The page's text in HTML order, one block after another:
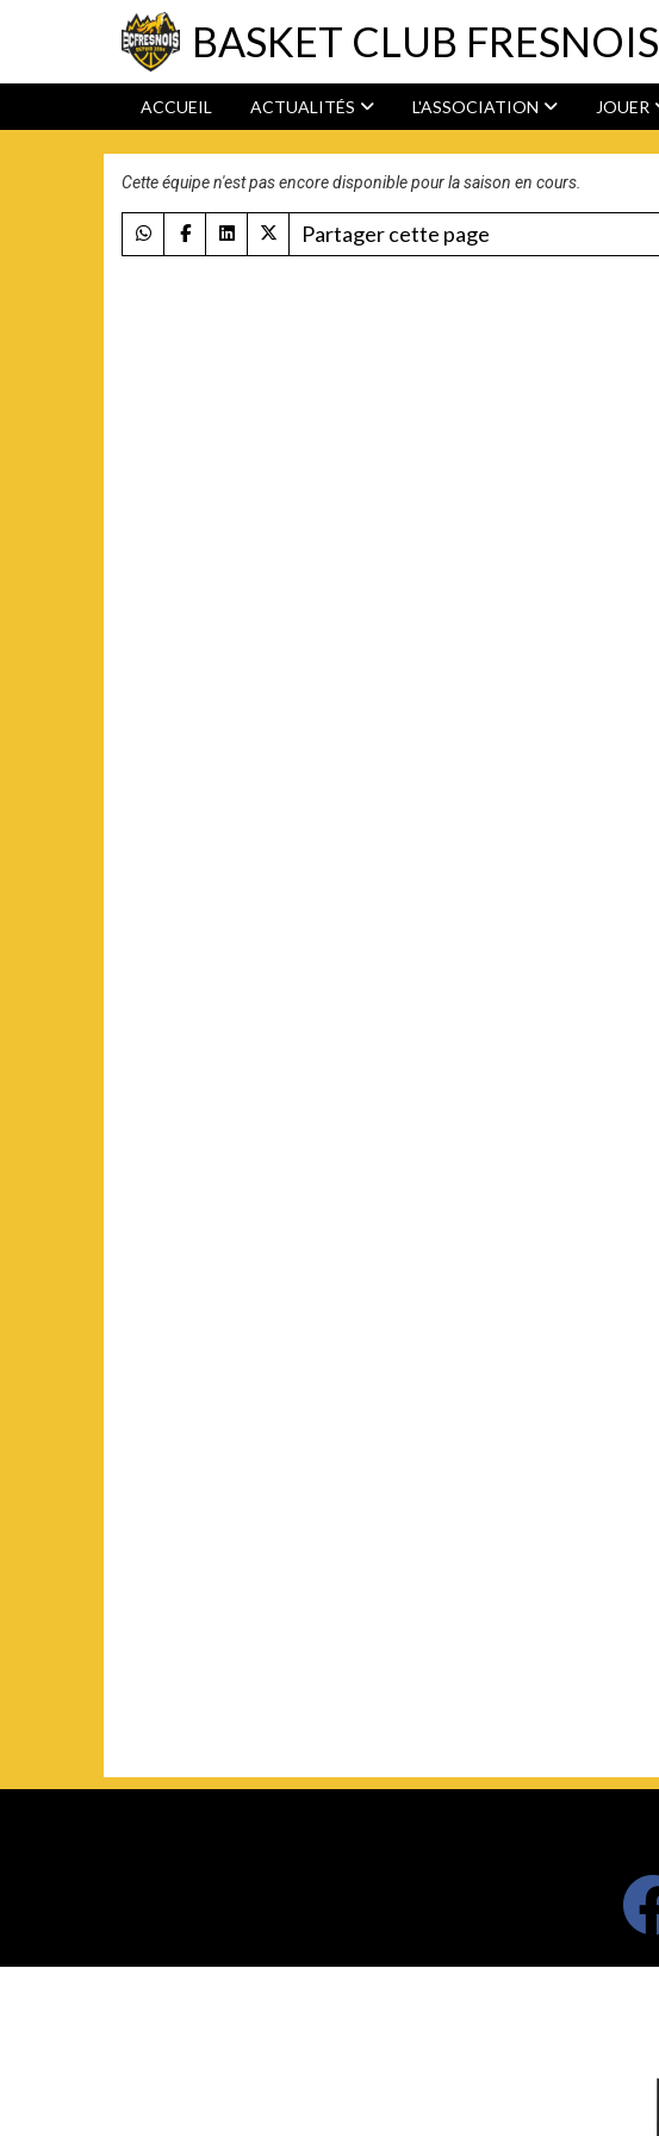
BASKET CLUB FRESNOIS
ACCUEIL ACTUALITÉS L'ASSOCIATION JOUER
Cette équipe n'est pas encore disponible pour la saison en cours.
Partager cette page
Panneau de gestion des cookies